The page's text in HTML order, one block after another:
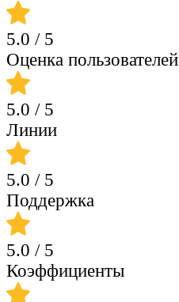
5.0 / 5
Оценка пользователей
5.0 / 5
Линии
5.0 / 5
Поддержка
5.0 / 5
Коэффициенты